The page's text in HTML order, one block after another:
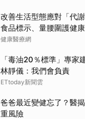
改善生活型態應對「代
食品標示、量腰圍護健康
健康醫療網
「毒油20％標準」專
林靜儀：我們會負責
ETtoday新聞雲
爸爸最近變健忘了？醫
重風險